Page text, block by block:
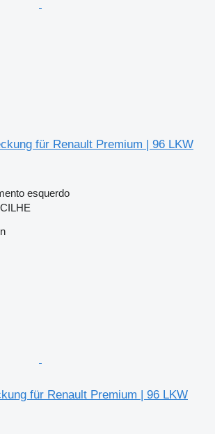
für Renault Premium | 96 LKW
esquerdo
für Renault Premium | 96 LKW